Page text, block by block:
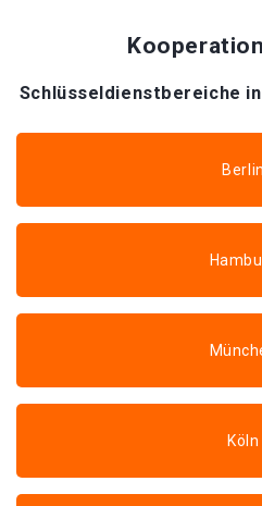
Schlüsseldienstbereiche
Berlin
Köln